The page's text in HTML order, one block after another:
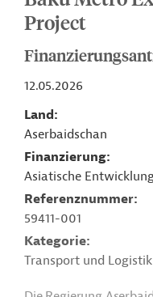
Project
12.05.2026
Land
Aserbaidschan
Finanzierung
Asiatische
Referenznummer
59411-001
Kategorie
Transport und Logistik